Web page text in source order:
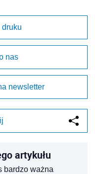
druku
nas
newsletter
artykułu
bardzo ważna